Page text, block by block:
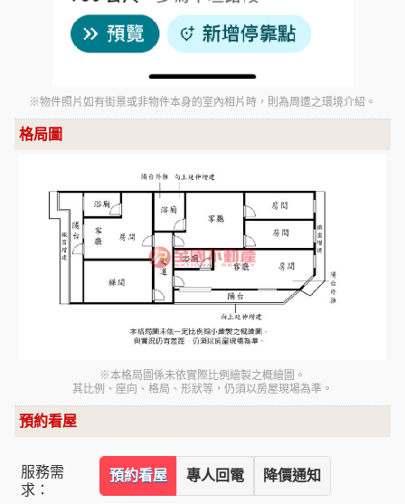
※物件照片如有街景或非物件本身的室內相片時，則為周遭之環境介紹。
格局圖
※本格局圖係未依實際比例繪製之概繪圖。
其比例、座向、格局、形狀等，仍須以房屋現場為準。
預約看屋
服務需
求：
預約看屋 專人回電 降價通知